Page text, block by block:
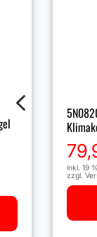
inkl. 19
zzgl.
4